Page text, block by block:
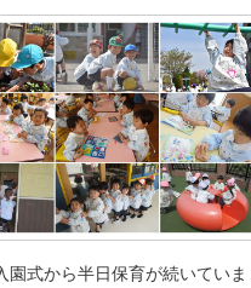
園式から半日保育が続いてい